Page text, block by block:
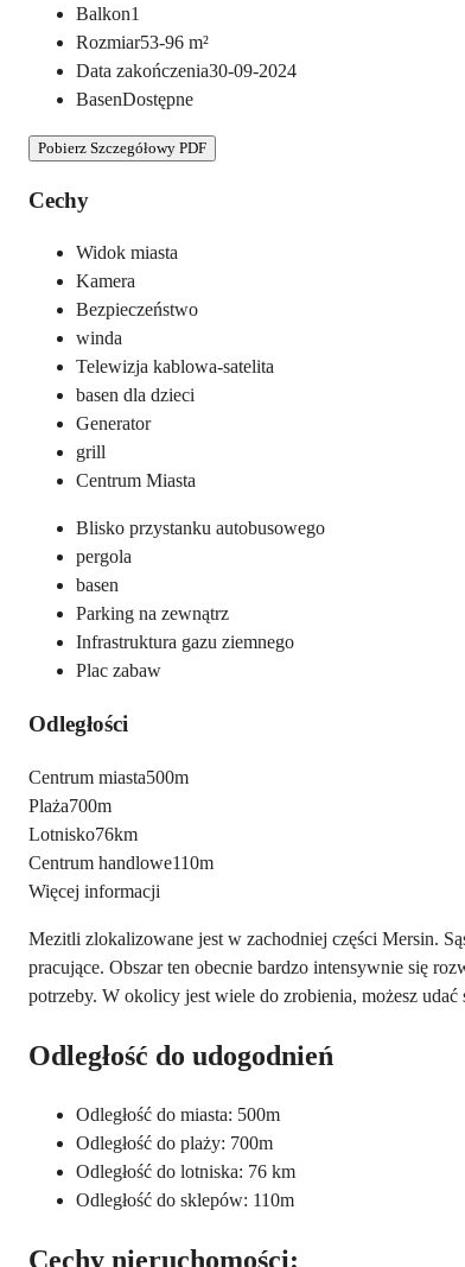
Balkon1
Rozmiar53-96 m²
Data zakończenia30-09-2024
BasenDostępne
Pobierz Szczegółowy PDF
Cechy
Widok miasta
Kamera
Bezpieczeństwo
winda
Telewizja kablowa-satelita
basen dla dzieci
Generator
grill
Centrum Miasta
Blisko przystanku autobusowego
pergola
basen
Parking na zewnątrz
Infrastruktura gazu ziemnego
Plac zabaw
Odległości
Centrum miasta500m
Plaża700m
Lotnisko76km
Centrum handlowe110m
Więcej informacji
Mezitli zlokalizowane jest w zachodniej części Mersin.
pracujące. Obszar ten obecnie bardzo intensywnie się
potrzeby. W okolicy jest wiele do zrobienia, możesz
Odległość do udogodnień
Odległość do miasta: 500m
Odległość do plaży: 700m
Odległość do lotniska: 76 km
Odległość do sklepów: 110m
Cechy nieruchomości: